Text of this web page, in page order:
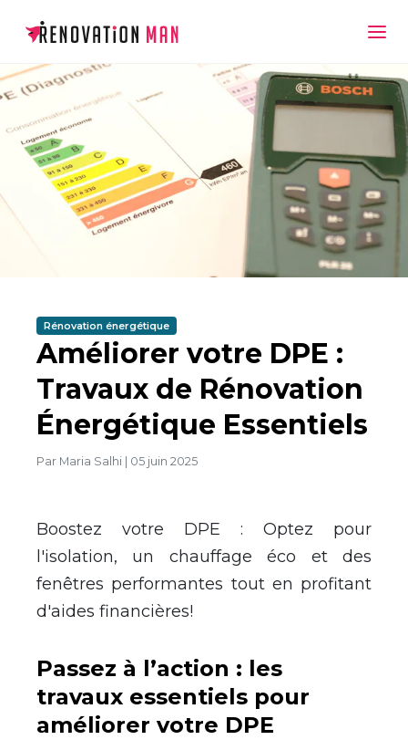
Rénovation énergétique
Améliorer votre DPE :
Travaux de Rénovation
Énergétique Essentiels
Par Maria Salhi 05 juin 2025
Boostez votre DPE : Optez pour
l'isolation, un chauffage éco et des
fenêtres performantes tout en profitant
d'aides financières!
Passez à l’action : les
travaux essentiels pour
améliorer votre DPE